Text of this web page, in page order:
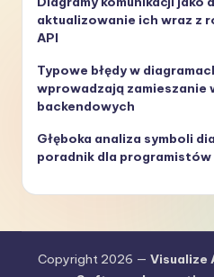
aktualizowanie ich wraz z
API
Typowe błędy w
wprowadzają zamieszanie
backendowych
Głęboka analiza symboli
poradnik dla programistów
Copyright 2026 — Visualize